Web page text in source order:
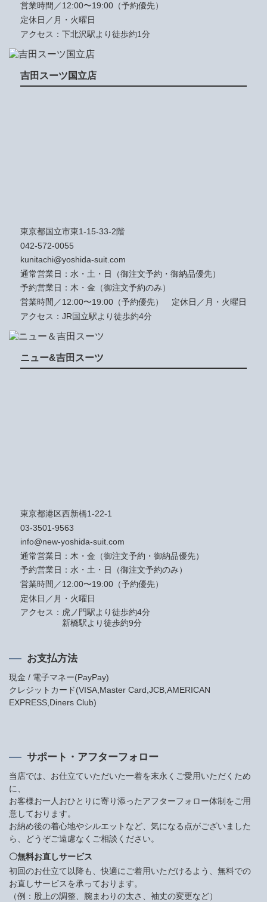
営業時間／12:00〜19:00（予約優先）
定休日／月・火曜日
アクセス：下北沢駅より徒歩約1分
吉田スーツ国立店
東京都国立市東1-15-33-2階
042-572-0055
kunitachi@yoshida-suit.com
通常営業日：水・土・日（御注文予約・御納品優先）
予約営業日：木・金（御注文予約のみ）
営業時間／12:00〜19:00（予約優先） 定休日／月・火曜日
アクセス：JR国立駅より徒歩約4分
ニュー&吉田スーツ
東京都港区西新橋1-22-1
03-3501-9563
info@new-yoshida-suit.com
通常営業日：木・金（御注文予約・御納品優先）
予約営業日：水・土・日（御注文予約のみ）
営業時間／12:00〜19:00（予約優先）
定休日／月・火曜日
アクセス： 虎ノ門駅より徒歩約4分
新橋駅より徒歩約9分
お支払方法
現金 / 電子マネー(PayPay)
クレジットカード(VISA,Master Card,JCB,AMERICAN
EXPRESS,Diners Club)
サポート・アフターフォロー
当店では、お仕立ていただいた一着を末永くご愛用いただくため
に、
お客様お一人おひとりに寄り添ったアフターフォロー体制をご用
意しております。
お納め後の着心地やシルエットなど、気になる点がございました
ら、どうぞご遠慮なくご相談ください。
〇無料お直しサービス
初回のお仕立て以降も、快適にご着用いただけるよう、無料での
お直しサービスを承っております。
（例：股上の調整、腕まわりの太さ、袖丈の変更など）